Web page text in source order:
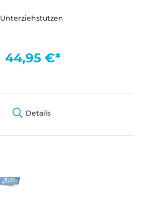
Unterziehstutzen
44,95 €*
Details